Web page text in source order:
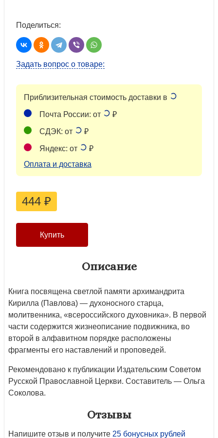
Поделиться:
Задать вопрос о товаре:
Приблизительная стоимость доставки в
Почта России: от ₽
СДЭК: от ₽
Яндекс: от
₽
Оплата и доставка
444 ₽
Описание
Книга посвящена светлой памяти архимандрита
Кирилла (Павлова) — духоносного старца,
молитвенника, «всероссийского духовника». В первой
части содержится жизнеописание подвижника, во
второй в алфавитном порядке расположены
фрагменты его наставлений и проповедей.
Рекомендовано к публикации Издательским Советом
Русской Православной Церкви. Составитель — Ольга
Соколова.
Отзывы
Напишите отзыв и получите 25 бонусных рублей